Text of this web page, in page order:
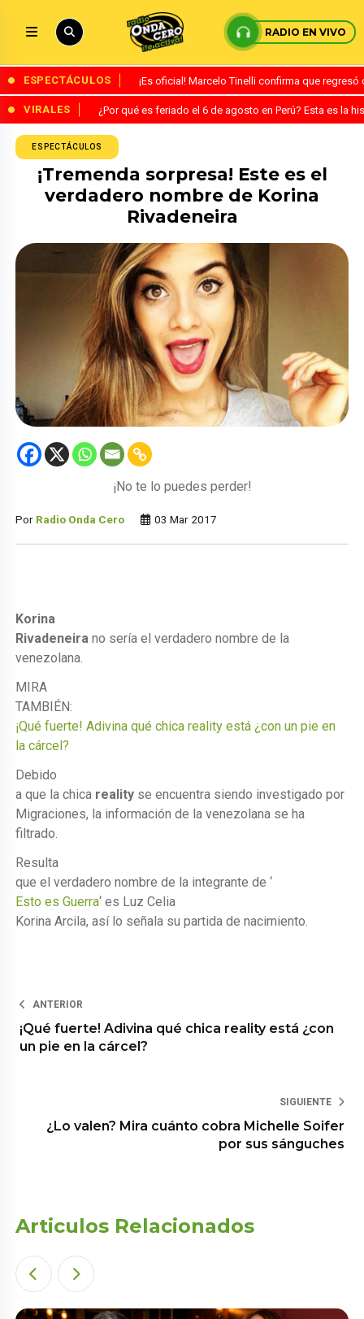
RADIO EN VIVO
ESPECTÁCULOS ¡Es oficial! Marcelo Tinelli confirma que
VIRALES ¿Por qué es feriado el 6 de agosto en Perú? Esta es la
ESPECTÁCULOS
¡Tremenda sorpresa! Este es el
verdadero nombre de Korina
Rivadeneira
¡No te lo puedes perder!
Por Radio Onda Cero 03 Mar 2017
Korina
Rivadeneira no sería el verdadero nombre de la
venezolana.
MIRA
TAMBIÉN:
¡Qué fuerte! Adivina qué chica reality está ¿con un pie en
la cárcel?
Debido
a que la chica reality se encuentra siendo investigado por
Migraciones, la información de la venezolana se ha
filtrado.
Resulta
que el verdadero nombre de la integrante de ‘
Esto es Guerra‘ es Luz Celia
Korina Arcila, así lo señala su partida de nacimiento.
ANTERIOR
¡Qué fuerte! Adivina qué chica reality está ¿con
un pie en la cárcel?
SIGUIENTE
¿Lo valen? Mira cuánto cobra Michelle Soifer
por sus sánguches
Articulos Relacionados